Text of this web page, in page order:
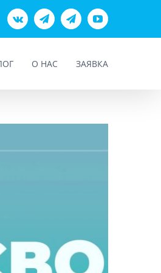
Vk TeamsTelegramYouTube
О НАС ЗАЯВКА